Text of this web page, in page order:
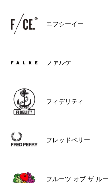
エフシーイー
ファルケ
フィデリティ
フレッドペリー
フルーツ オブ ザ ル